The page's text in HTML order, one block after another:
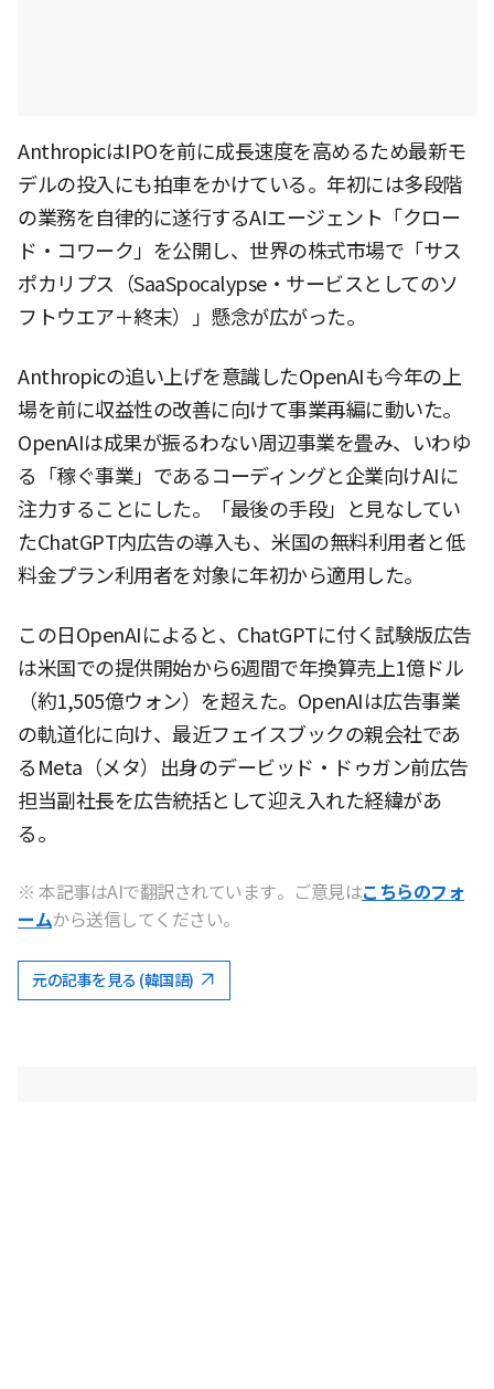
AnthropicはIPOを前に成長速度を高めるため最新モ
デルの投入にも拍車をかけている。年初には多段階
の業務を自律的に遂行するAIエージェント「クロー
ド・コワーク」を公開し、世界の株式市場で「サス
ポカリプス（SaaSpocalypse・サービスとしてのソ
フトウエア＋終末）」懸念が広がった。
Anthropicの追い上げを意識したOpenAIも今年の上
場を前に収益性の改善に向けて事業再編に動いた。
OpenAIは成果が振るわない周辺事業を畳み、いわゆ
る「稼ぐ事業」であるコーディングと企業向けAIに
注力することにした。「最後の手段」と見なしてい
たChatGPT内広告の導入も、米国の無料利用者と低
料金プラン利用者を対象に年初から適用した。
この日OpenAIによると、ChatGPTに付く試験版広告
は米国での提供開始から6週間で年換算売上1億ドル
（約1,505億ウォン）を超えた。OpenAIは広告事業
の軌道化に向け、最近フェイスブックの親会社であ
るMeta（メタ）出身のデービッド・ドゥガン前広告
担当副社長を広告統括として迎え入れた経緯があ
る。
※ 本記事はAIで翻訳されています。ご意見はこちらのフォ
ームから送信してください。
元の記事を見る (韓国語)